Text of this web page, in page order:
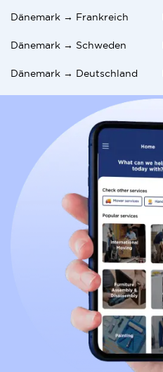
Dänemark → Frankreich
Dänemark → Schweden
Dänemark → Deutschland